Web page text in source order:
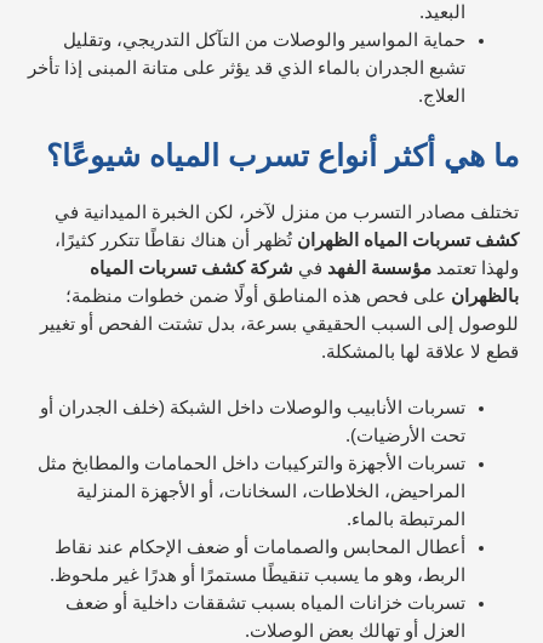
البعيد.
حماية المواسير والوصلات من التآكل التدريجي، وتقليل
تشبع الجدران بالماء الذي قد يؤثر على متانة المبنى إذا تأخر
العلاج.
ما هي أكثر أنواع تسرب المياه شيوعًا؟
تختلف مصادر التسرب من منزل لآخر، لكن الخبرة الميدانية في
كشف تسربات المياه الظهران تُظهر أن هناك نقاطًا تتكرر كثيرًا،
ولهذا تعتمد مؤسسة الفهد في شركة كشف تسربات المياه
بالظهران على فحص هذه المناطق أولًا ضمن خطوات منظمة؛
للوصول إلى السبب الحقيقي بسرعة، بدل تشتت الفحص أو تغيير
قطع لا علاقة لها بالمشكلة.
تسربات الأنابيب والوصلات داخل الشبكة (خلف الجدران أو
تحت الأرضيات).
تسربات الأجهزة والتركيبات داخل الحمامات والمطابخ مثل
المراحيض، الخلاطات، السخانات، أو الأجهزة المنزلية
المرتبطة بالماء.
أعطال المحابس والصمامات أو ضعف الإحكام عند نقاط
الربط، وهو ما يسبب تنقيطًا مستمرًا أو هدرًا غير ملحوظ.
تسربات خزانات المياه بسبب تشققات داخلية أو ضعف
العزل أو تهالك بعض الوصلات.